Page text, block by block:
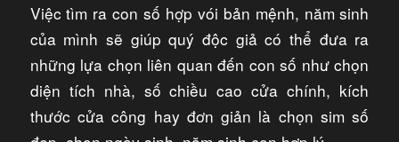
Việc tìm ra con số hợp vói bản mệnh, năm sinh
của mình sẽ giúp quý độc giả có thể đưa ra
những lựa chọn liên quan đến con số như chọn
diện tích nhà, số chiều cao cửa chính, kích
thước cửa công hay đơn giản là chọn sim số